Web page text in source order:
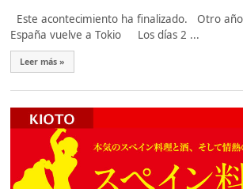
Este acontecimiento ha finalizado. Otro
España vuelve a Tokio Los días 2 ...
Leer más »